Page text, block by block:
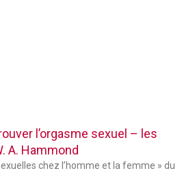
l’orgasme sexuel – les
A. Hammond
chez l’homme et la femme » du